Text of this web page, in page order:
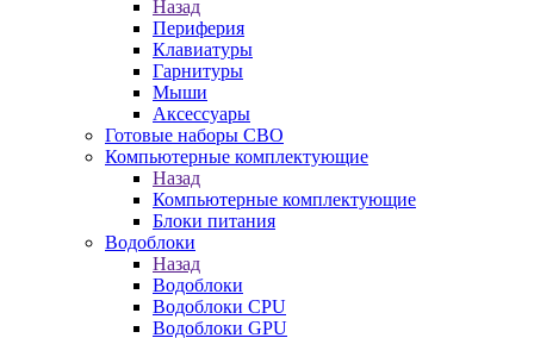
Назад
Периферия
Клавиатуры
Гарнитуры
Мыши
Аксессуары
Готовые наборы СВО
Компьютерные комплектующие
Назад
Компьютерные комплектующие
Блоки питания
Водоблоки
Назад
Водоблоки
Водоблоки CPU
Водоблоки GPU